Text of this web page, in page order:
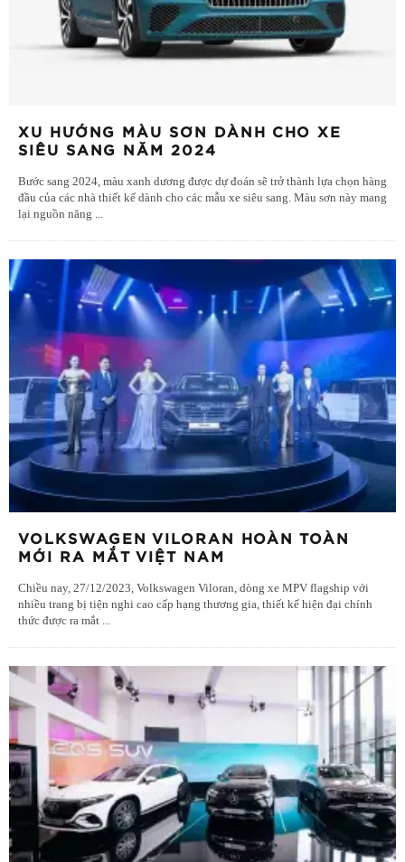
XU HƯỚNG MÀU SƠN DÀNH CHO XE
SIÊU SANG NĂM 2024
Bước sang 2024, màu xanh dương được dự đoán sẽ trở thành lựa chọn hàng
đầu của các nhà thiết kế dành cho các mẫu xe siêu sang. Màu sơn này mang
lại nguồn năng ...
VOLKSWAGEN VILORAN HOÀN TOÀN
MỚI RA MẮT VIỆT NAM
Chiều nay, 27/12/2023, Volkswagen Viloran, dòng xe MPV flagship với
nhiều trang bị tiện nghi cao cấp hạng thương gia, thiết kế hiện đại chính
thức được ra mắt ...